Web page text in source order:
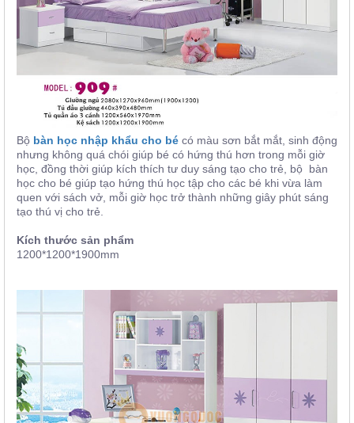
Bộ bàn học nhập khẩu cho bé có màu sơn bắt mắt, sinh động
nhưng không quá chói giúp bé có hứng thú hơn trong mỗi giờ
học, đồng thời giúp kích thích tư duy sáng tạo cho trẻ, bộ bàn
học cho bé giúp tạo hứng thú học tập cho các bé khi vừa làm
quen với sách vở, mỗi giờ học trở thành những giây phút sáng
tạo thú vị cho trẻ.
Kích thước sản phẩm
1200*1200*1900mm